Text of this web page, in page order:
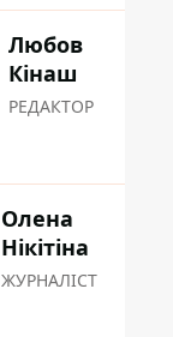
Любов
Кінаш
РЕДАКТОР
Олена
Нікітіна
ЖУРНАЛІСТ